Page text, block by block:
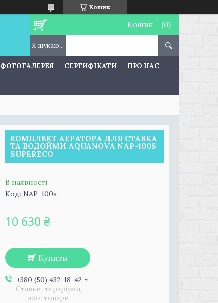
Кошик
Кошик
ФОТОГАЛЕРЕЯ СЕРТИФІКАТИ ПРО НАС
КОМПЛЕКТ АЕРАТОРА ДЛЯ СТАВКА
ТА ВОДОЙМИ AQUANOVA NAP-100S
SUPERECO
В наявності
Код: NAP-100s
10 630 ₴
Купити
+380 (50) 432-18-42
Ставки, тераріуми,
зоо-товари.